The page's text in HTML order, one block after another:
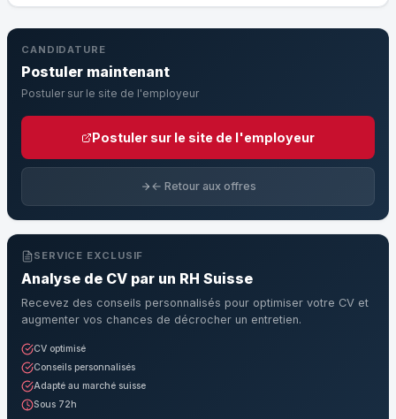
CANDIDATURE
Postuler maintenant
Postuler sur le site de l'employeur
Postuler sur le site de l'employeur
← Retour aux offres
SERVICE EXCLUSIF
Analyse de CV par un RH Suisse
Recevez des conseils personnalisés pour optimiser votre CV et
augmenter vos chances de décrocher un entretien.
CV optimisé
Conseils personnalisés
Adapté au marché suisse
Sous 72h